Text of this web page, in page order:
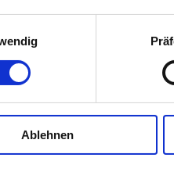
Ablehnen